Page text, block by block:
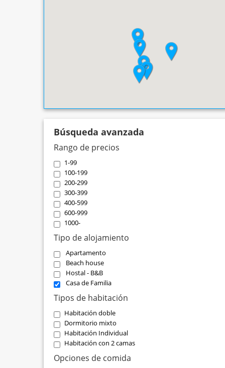
Búsqueda avanzada
Rango de precios
1-99
100-199
200-299
300-399
400-599
600-999
1000-
Tipo de alojamiento
Apartamento
Beach house
Hostal - B&B
Casa de Familia
Tipos de habitación
Habitación doble
Dormitorio mixto
Habitación Individual
Habitación con 2 camas
Opciones de comida